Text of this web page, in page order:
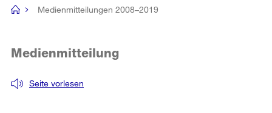
Navigation
[no
Medienmitteilungen 2008–2019
Seite vorlesen
Medienmitteilung